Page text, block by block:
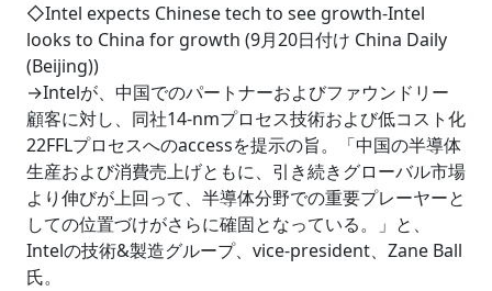
◇Intel expects Chinese tech to see growth-Intel
looks to China for growth (9月20日付け China Daily
(Beijing))
→Intelが、中国でのパートナーおよびファウンドリー
顧客に対し、同社14-nmプロセス技術および低コスト化
22FFLプロセスへのaccessを提示の旨。「中国の半導体
生産および消費売上げともに、引き続きグローバル市場
より伸びが上回って、半導体分野での重要プレーヤーと
しての位置づけがさらに確固となっている。」と、
Intelの技術&製造グループ、vice-president、Zane Ball
氏。